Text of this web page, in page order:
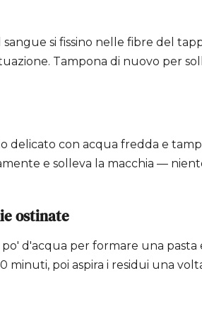
si fissino nelle fibre del
Tampona di nuovo per
delicato con acqua fredda e
e solleva la macchia —
ostinate
d'acqua per formare una pasta
minuti, poi aspira i residui una